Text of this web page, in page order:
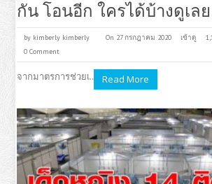
กัน โอนอีก ใครได้บ้างดูเลย
by kimberly kimberly On 27 กรกฎาคม 2020 เข้าดู
0 Comment
จากมาตรการช่วยเ.. Read More